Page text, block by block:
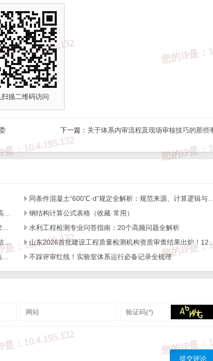
经办人应详细询间并记录委托人的姓名、电子信箱、收件
2
报告记录
报告修改
描二维码访问
下一篇： 关于体系内审流程及现场审核技巧的那些
同条件混凝土“600℃·d”规定全解析：规范
钢结构计算公式表格（收藏·常用）
水利工程检测专业问答指南：20个高频问题全解析
山东2025年度三十一批的工程质量检测机构资质审查汇总结果出炉！400+机构通关，行业格局迎新变化
山东2026首批建设工程质量检测机构资质
不踩评审红线！实验室体系运行必备记录全梳理